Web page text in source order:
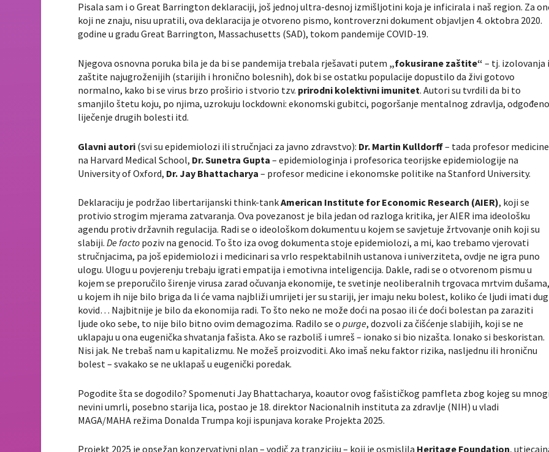
Pisala sam i o Great Barrington deklaraciji, još jednoj ultra-desnoj izmišljotini koja je inficirala i naš region. Za
koji ne znaju, nisu upratili, ova deklaracija je otvoreno pismo, kontroverzni dokument objavljen 4. oktobra 2020.
godine u gradu Great Barrington, Massachusetts (SAD), tokom pandemije COVID-19.
Njegova osnovna poruka bila je da bi se pandemija trebala rješavati putem „fokusirane zaštite“ – tj. izolovanja
zaštite najugroženijih (starijih i hronično bolesnih), dok bi se ostatku populacije dopustilo da živi gotovo
normalno, kako bi se virus brzo proširio i stvorio tzv. prirodni kolektivni imunitet. Autori su tvrdili da bi to
smanjilo štetu koju, po njima, uzrokuju lockdowni: ekonomski gubitci, pogoršanje mentalnog zdravlja,
liječenje drugih bolesti itd.
Glavni autori (svi su epidemiolozi ili stručnjaci za javno zdravstvo): Dr. Martin Kulldorff– tada profesor medicine
na Harvard Medical School, Dr. Sunetra Gupta – epidemiologinja i profesorica teorijske epidemiologije na
University of Oxford, Dr. Jay Bhattacharya – profesor medicine i ekonomske politike na Stanford University.
Deklaraciju je podržao libertarijanski think-tankAmerican Institute for Economic Research (AIER), koji se
protivio strogim mjerama zatvaranja. Ova povezanost je bila jedan od razloga kritika, jer AIER ima ideološku
agendu protiv državnih regulacija. Radi se o ideološkom dokumentu u kojem se savjetuje žrtvovanje onih koji su
slabiji.De facto poziv na genocid. To što iza ovog dokumenta stoje epidemiolozi, a mi, kao trebamo vjerovati
stručnjacima, pa još epidemiolozi i medicinari sa vrlo respektabilnih ustanova i univerziteta, ovdje ne igra puno
ulogu. Ulogu u povjerenju trebaju igrati empatija i emotivna inteligencija. Dakle, radi se o otvorenom pismu u
kojem se preporučilo širenje virusa zarad očuvanja ekonomije, te svetinje neoliberalnih trgovaca mrtvim
u kojem ih nije bilo briga da li će vama najbliži umrijeti jer su stariji, jer imaju neku bolest, koliko će ljudi imati
kovid… Najbitnije je bilo da ekonomija radi. To što neko ne može doći na posao ili će doći bolestan pa zaraziti
ljude oko sebe, to nije bilo bitno ovim demagozima. Radilo se opurge, dozvoli za čišćenje slabijih, koji se ne
uklapaju u ona eugenička shvatanja fašista. Ako se razboliš i umreš – ionako si bio nizašta. Ionako si beskoristan.
Nisi jak. Ne trebaš nam u kapitalizmu. Ne možeš proizvoditi. Ako imaš neku faktor rizika, nasljednu ili hroničnu
bolest – svakako se ne uklapaš u eugenički poredak.
Pogodite šta se dogodilo? Spomenuti Jay Bhattacharya, koautor ovog fašističkog pamfleta zbog kojeg su
nevini umrli, posebno starija lica, postao je 18. direktor Nacionalnih instituta za zdravlje (NIH) u vladi
MAGA/MAHA režima Donalda Trumpa koji ispunjava korake Projekta 2025.
Projekt 2025 je opsežan konzervativni plan – vodič za tranziciju – koji je osmislila Heritage Foundation,